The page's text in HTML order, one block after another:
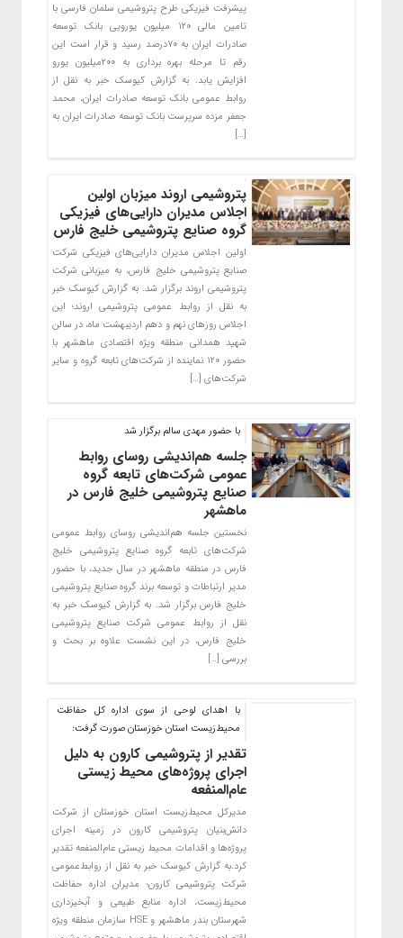
پیشرفت فیزیکی طرح پتروشیمی سلمان فارسی با
تامین مالی ۱۲۰ میلیون یورویی بانک توسعه
صادرات ایران به ۷۰درصد رسید و قرار است این
رقم تا مرحله بهره برداری به ۲۰۰میلیون یورو
افزایش یابد. به گزارش کیوسک خبر به نقل از
روابط عمومی بانک توسعه صادرات ایران، محمد
جعفر مزده سرپرست بانک توسعه صادرات ایران به
[…]
پتروشیمی اروند میزبان اولین
اجلاس مدیران دارایی‌های فیزیکی
گروه صنایع پتروشیمی خلیج فارس
اولین اجلاس مدیران دارایی‌های فیزیکی شرکت
صنایع پتروشیمی خلیج فارس، به میزبانی شرکت
پتروشیمی اروند برگزار شد. به گزارش کیوسک خبر
به نقل از روابط عمومی پتروشیمی اروند؛ این
اجلاس روزهای نهم و دهم اردیبهشت ماه، در سالن
شهید همدانی منطقه ویژه اقتصادی ماهشهر با
حضور ۱۲۰ نماینده از شرکت‌های تابعه گروه و سایر
شرکت‌های […]
با حضور مهدی سالم برگزار شد
جلسه هم‌اندیشی روسای روابط
عمومی شرکت‌های تابعه گروه
صنایع پتروشیمی خلیج فارس در
ماهشهر
نخستین جلسه هم‌اندیشی روسای روابط عمومی
شرکت‌های تابعه گروه صنایع پتروشیمی خلیج
فارس در منطقه ماهشهر در سال جدید، با حضور
مدیر ارتباطات و توسعه برند گروه صنایع پتروشیمی
خلیج فارس برگزار شد. به گزارش کیوسک خبر به
نقل از روابط عمومی‌ شرکت صنایع پتروشیمی
خلیج فارس، در این نشست علاوه بر بحث و
بررسی […]
با اهدای لوحی از سوی اداره کل حفاظت
محیط‌زیست استان خوزستان صورت گرفت:
تقدیر از پتروشیمی کارون به دلیل
اجرای پروژه‌های محیط زیستی
عام‌المنفعه
مدیرکل محیط‌زیست استان خوزستان از شرکت
دانش‌بنیان پتروشیمی کارون در زمینه اجرای
پروژه‌ها و اقدامات محیط زیستی عام‌المنفعه تقدیر
کرد.به گزارش کیوسک خبر به نقل از روابط‌عمومی
شرکت پتروشیمی کارون؛ مدیران اداره حفاظت
محیط‌زیست، اداره منابع طبیعی و آبخیزداری
شهرستان بندر ماهشهر و HSE سازمان منطقه ویژه